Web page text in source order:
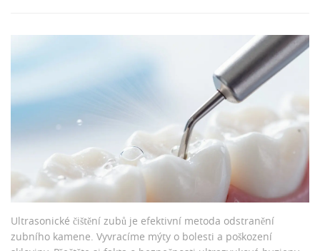
Ultrasonické čištění zubů je efektivní metoda odstranění
zubního kamene. Vyvracíme mýty o bolesti a poškození